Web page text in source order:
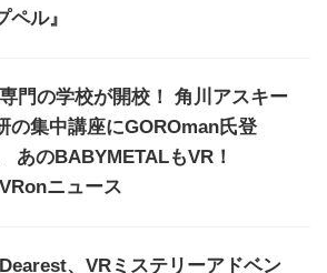
ペル』
門の学校が開校！ 角川アスキー
の集中講座にGOROman氏登
あのBABYMETALもVR！
ニュース
、VRミステリーアドベン